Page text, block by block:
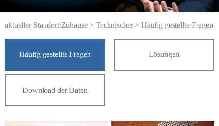
aktueller Standort:Zuhause > Technischer > Häufig gestellte Fragen
Häufig gestellte Fragen Lösungen
Download der Daten